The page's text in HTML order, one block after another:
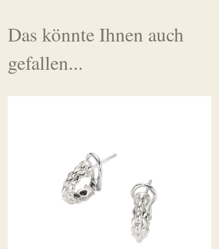
Das könnte Ihnen auch
gefallen...
CREOLEN EKA TINY KOLLEKTION